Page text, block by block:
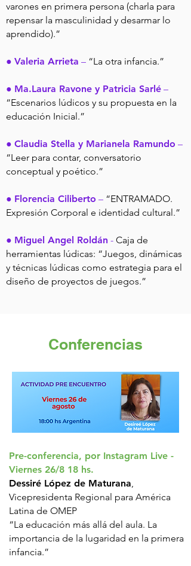
varones en primera persona (charla para
repensar la masculinidad y desarmar lo
aprendido).”
● Valeria Arrieta – “La otra infancia.”
● Ma.Laura Ravone y Patricia Sarlé –
“Escenarios lúdicos y su propuesta en la
educación Inicial.”
● Claudia Stella y Marianela Ramundo –
“Leer para contar, conversatorio
conceptual y poético.”
● Florencia Ciliberto – “ENTRAMADO.
Expresión Corporal e identidad cultural.”
● Miguel Angel Roldán - Caja de
herramientas lúdicas: “Juegos, dinámicas
y técnicas lúdicas como estrategia para el
diseño de proyectos de juegos.”
Conferencias
Pre-conferencia, por Instagram Live -
Viernes 26/8 18 hs.
Dessiré López de Maturana,
Vicepresidenta Regional para América
Latina de OMEP
“La educación más allá del aula. La
importancia de la lugaridad en la primera
infancia.”